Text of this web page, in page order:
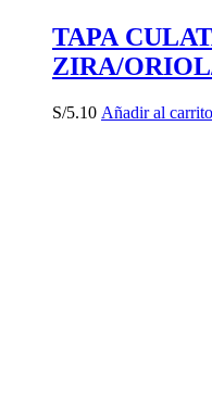
TAPA
ZIRA/
S/5.10 Añadir al carrito